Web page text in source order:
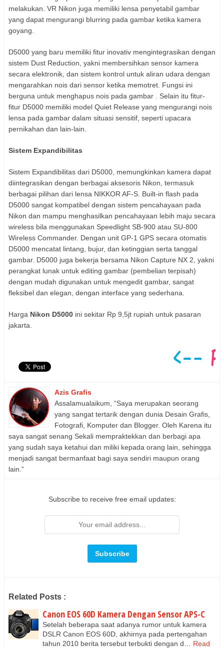
melakukan. VR Nikon juga memiliki lensa penyetabil gambar
yang dapat mengurangi blurring pada gambar ketika kamera
goyang.
D5000 yang baru memiliki fitur inovativ mengintegrasikan dengan
sistem Dust Reduction, yakni membersihkan sensor kamera
secara elektronik, dan sistem kontrol untuk aliran udara dengan
mengarahkan nois dari sensor ketika memotret. Fungsi ini
berguna untuk menghapus nois pada gambar . Selain itu fitur-
fitur D5000 memiliki model Quiet Release yang mengurangi nois
lensa pada gambar dalam situasi sensitif, seperti upacara
pernikahan dan lain-lain.
Sistem Expandibilitas
Sistem Expandibilitas dari D5000, memungkinkan kamera dapat
diintegrasikan dengan berbagai aksesoris Nikon, termasuk
berbagai pilihan dari lensa NIKKOR AF-S. Built-in flash pada
D5000 sangat kompatibel dengan sistem pencahayaan pada
Nikon dan mampu menghasilkan pencahayaan lebih maju secara
wireless bila menggunakan Speedlight SB-900 atau SU-800
Wireless Commander. Dengan unit GP-1 GPS secara otomatis
D5000 mencatat lintang, bujur, dan ketinggian serta tanggal
gambar. D5000 juga bekerja bersama Nikon Capture NX 2, yakni
perangkat lunak untuk editing gambar (pembelian terpisah)
dengan mudah digunakan untuk mengedit gambar, sangat
fleksibel dan elegan, dengan interface yang sederhana.
Harga Nikon D5000 ini sekitar Rp 9,5jt rupiah untuk pasaran
jakarta.
Azis Grafis
Assalamualaikum, “Saya merupakan seorang
yang sangat tertarik dengan dunia Desain Grafis,
Fotografi, Komputer dan Blogger. Oleh Karena itu
saya sangat senang Sekali mempraktekkan dan berbagi apa
yang sudah saya ketahui dan miliki kepada orang lain, sehingga
menjadi sangat bermanfaat bagi saya sendiri maupun orang
lain.”
Subscribe to receive free email updates:
Related Posts :
Canon EOS 60D Kamera Dengan Sensor APS-C
Setelah beberapa saat adanya rumor untuk kamera
DSLR Canon EOS 60D, akhirnya pada pertengahan
tahun 2010 berita tersebut terbukti dengan d…
Read